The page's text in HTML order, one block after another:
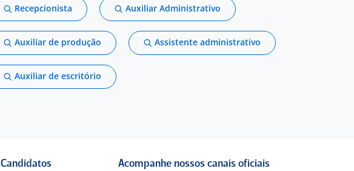
Recepcionista Auxiliar Administrativo
Auxiliar de produção Assistente administrativo
Auxiliar de escritório
Candidatos Acompanhe nossos canais oficiais